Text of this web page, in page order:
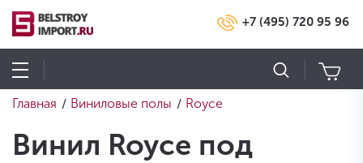
+7 (495) 720 95 96
Главная / Виниловые полы / Royce
Винил Royce под